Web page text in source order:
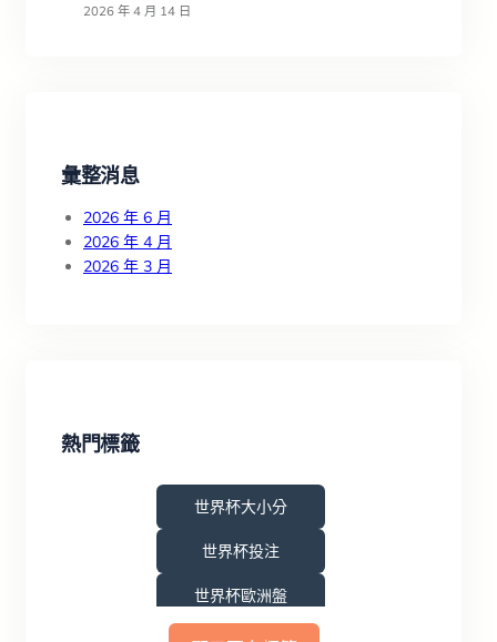
2026 年 4 月 14 日
彙整消息
2026 年 6 月
2026 年 4 月
2026 年 3 月
熱門標籤
世界杯大小分
世界杯投注
世界杯歐洲盤